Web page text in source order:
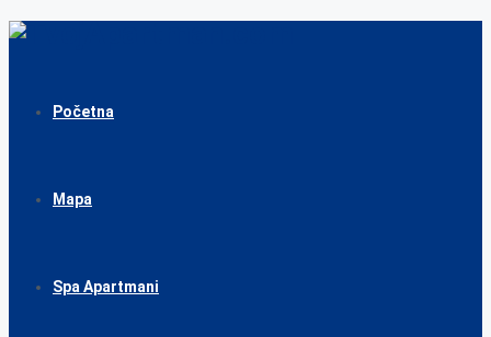
Početna
Mapa
Spa Apartmani